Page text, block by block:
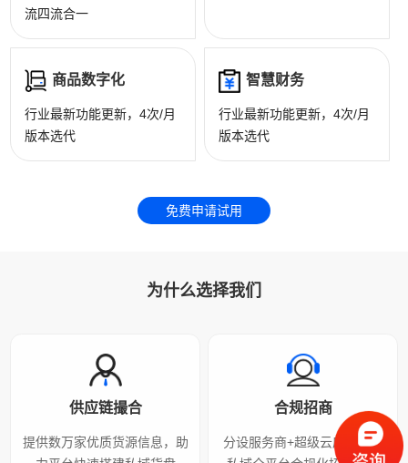
流四流合一
商品数字化
行业最新功能更新，4次/月
版本选代
智慧财务
行业最新功能更新，4次/月
版本选代
免费申请试用
为什么选择我们
供应链撮合
提供数万家优质货源信息，助
合规招商
分设服务商+超级云店，实现